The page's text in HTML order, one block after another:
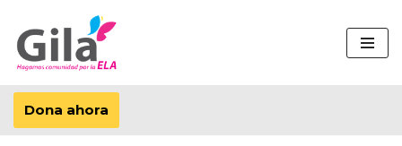
Saltar
al
contenido
Dona ahora